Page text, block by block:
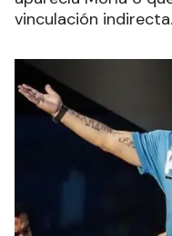
vinculación indirecta.